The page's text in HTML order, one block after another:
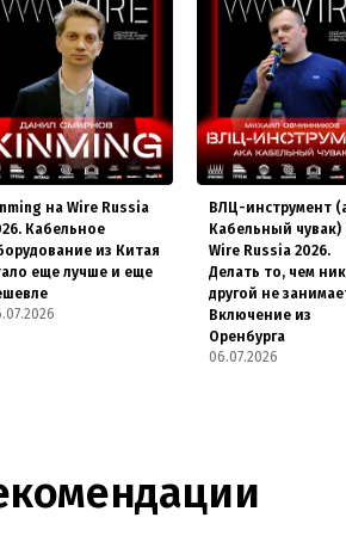
на Wire Russia
Кабельное
из Китая
еще лучше и еще
ВЛЦ-инструмент
Кабельный чувак)
Wire Russia 2026.
Делать то, чем
другой не
Включение из
Оренбурга
06.07.2026